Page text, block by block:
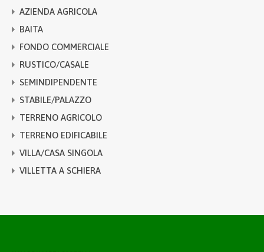
AZIENDA AGRICOLA
BAITA
FONDO COMMERCIALE
RUSTICO/CASALE
SEMINDIPENDENTE
STABILE/PALAZZO
TERRENO AGRICOLO
TERRENO EDIFICABILE
VILLA/CASA SINGOLA
VILLETTA A SCHIERA